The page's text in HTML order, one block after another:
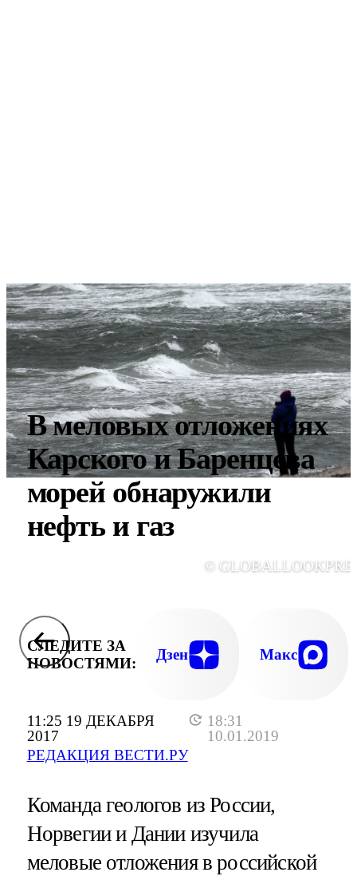
11:25 19 ДЕКАБРЯ
2017
18:31
10.01.2019
РЕДАКЦИЯ ВЕСТИ.РУ
В меловых отложениях
Карского и Баренцева
морей обнаружили
нефть и газ
©
СЛЕДИТЕ ЗА
НОВОСТЯМИ:
Дзен Макс
Команда геологов из России,
Норвегии и Дании изучила
меловые отложения в российской